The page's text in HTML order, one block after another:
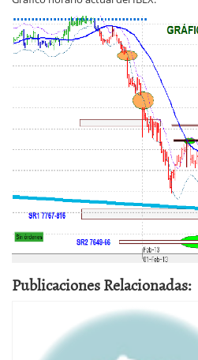
Publicaciones Relacionadas: